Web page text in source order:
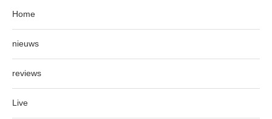
Home
nieuws
reviews
Live